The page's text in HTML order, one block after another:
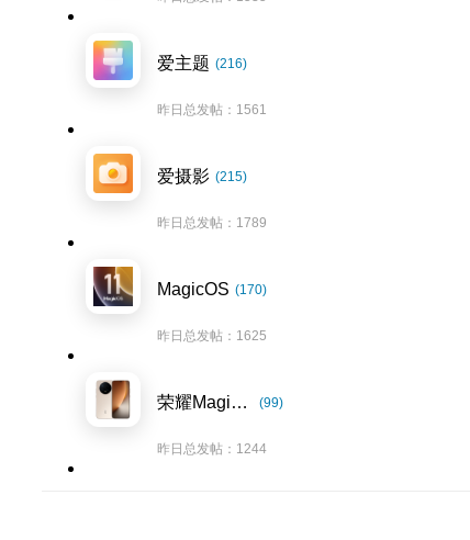
爱主题 (216)
昨日总发帖：1561
爱摄影 (215)
昨日总发帖：1789
MagicOS (170)
昨日总发帖：1625
荣耀Magic8系列 (99)
昨日总发帖：1244